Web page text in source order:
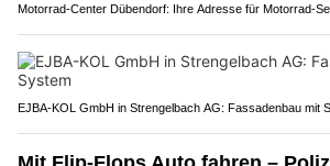
Motorrad-Center Dübendorf: Ihre Adresse für Motorrad-
EJBA-KOL GmbH in Strengelbach AG: Fassadenbau mit